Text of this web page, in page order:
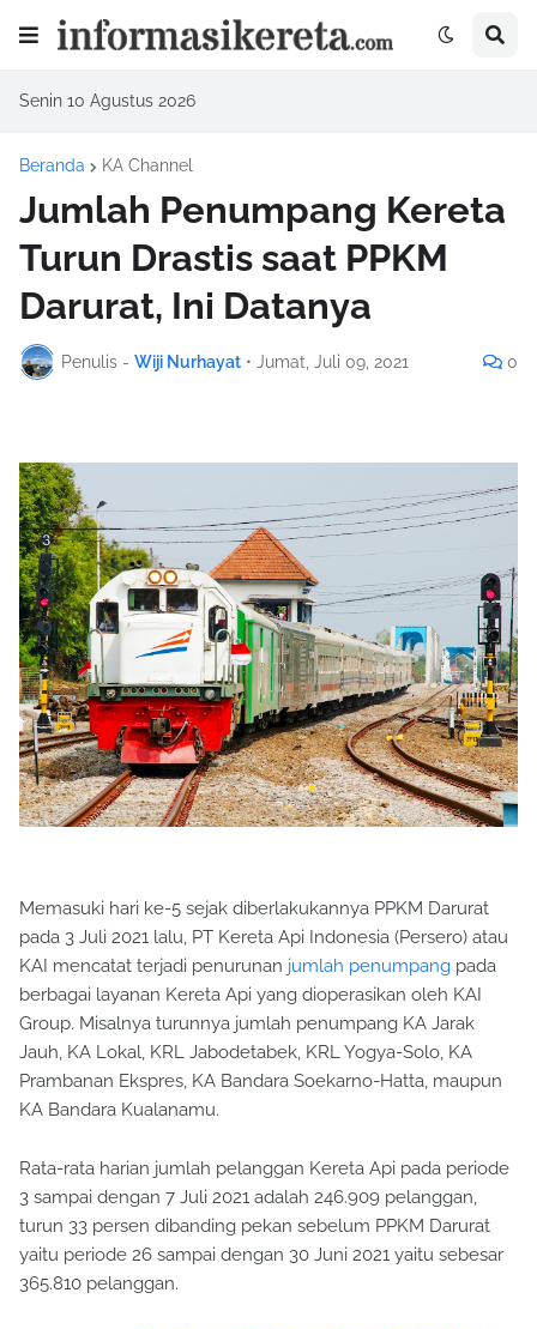
Senin 10 Agustus 2026
Beranda KA Channel
Jumlah Penumpang Kereta
Turun Drastis saat PPKM
Darurat, Ini Datanya
Penulis - Wiji Nurhayat • Jumat, Juli 09, 2021 0
Memasuki hari ke-5 sejak diberlakukannya PPKM Darurat
pada 3 Juli 2021 lalu, PT Kereta Api Indonesia (Persero) atau
KAI mencatat terjadi penurunan jumlah penumpang pada
berbagai layanan Kereta Api yang dioperasikan oleh KAI
Group. Misalnya turunnya jumlah penumpang KA Jarak
Jauh, KA Lokal, KRL Jabodetabek, KRL Yogya-Solo, KA
Prambanan Ekspres, KA Bandara Soekarno-Hatta, maupun
KA Bandara Kualanamu.
Rata-rata harian jumlah pelanggan Kereta Api pada periode
3 sampai dengan 7 Juli 2021 adalah 246.909 pelanggan,
turun 33 persen dibanding pekan sebelum PPKM Darurat
yaitu periode 26 sampai dengan 30 Juni 2021 yaitu sebesar
365.810 pelanggan.